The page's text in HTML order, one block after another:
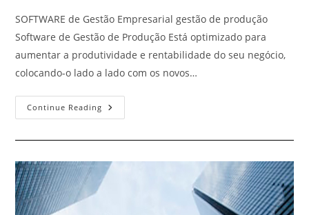
SOFTWARE de Gestão Empresarial gestão de produção
Software de Gestão de Produção Está optimizado para
aumentar a produtividade e rentabilidade do seu negócio,
colocando-o lado a lado com os novos…
Continue Reading Gestão
De